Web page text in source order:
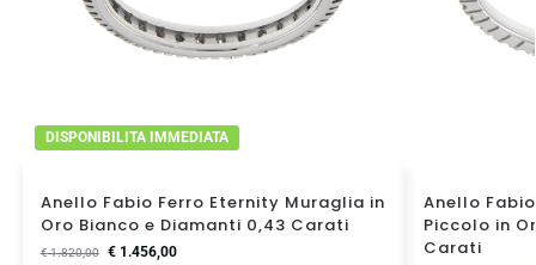
DISPONIBILITA IMMEDIATA
Anello Fabio Ferro Eternity Muraglia in
Oro Bianco e Diamanti 0,43 Carati
€1.820,00 €1.456,00
Anello
Piccolo in
Carati